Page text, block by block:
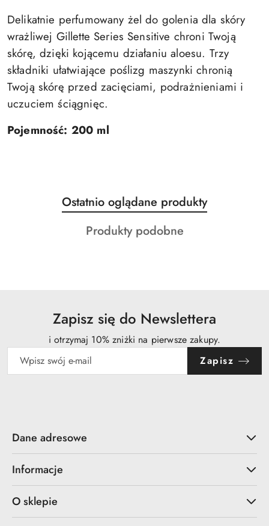
Delikatnie perfumowany żel do golenia dla skóry
wrażliwej Gillette Series Sensitive chroni Twoją
skórę, dzięki kojącemu działaniu aloesu. Trzy
składniki ułatwiające poślizg maszynki chronią
Twoją skórę przed zacięciami, podrażnieniami i
uczuciem ściągnięc.
Pojemność: 200 ml
Pomiń karuzelę produktów
Produkty
o
statusie:
Ostatnio oglądane produkty
Produkty
Produkty podobne
Zapisz się do Newslettera
i otrzymaj 10% zniżki na pierwsze zakupy.
Zapisz
Dane adresowe
Informacje
O sklepie